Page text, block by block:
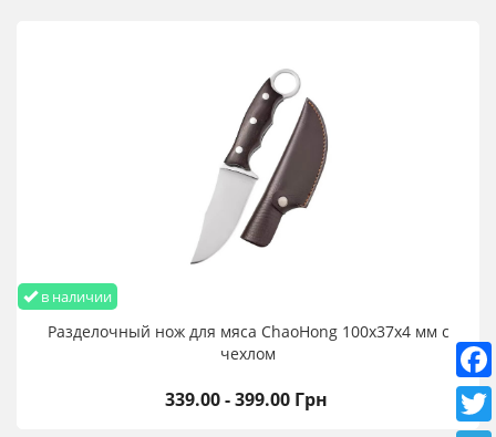
в наличии
Разделочный нож для мяса ChaoHong 100х37х4 мм с
чехлом
339.00 - 399.00 Грн